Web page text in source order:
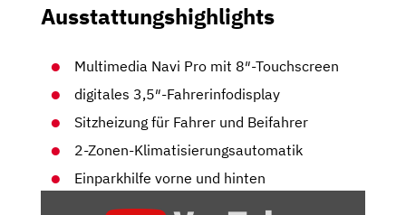
Ausstattungshighlights
Multimedia Navi Pro mit 8″-Touchscreen
digitales 3,5″-Fahrerinfodisplay
Sitzheizung für Fahrer und Beifahrer
2-Zonen-Klimatisierungsautomatik
Einparkhilfe vorne und hinten